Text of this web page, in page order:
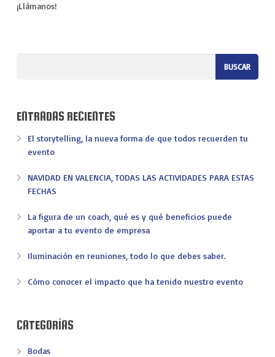
¡Llámanos!
ENTRADAS RECIENTES
El storytelling, la nueva forma de que todos recuerden tu
evento
NAVIDAD EN VALENCIA, TODAS LAS ACTIVIDADES PARA ESTAS
FECHAS
La figura de un coach, qué es y qué beneficios puede
aportar a tu evento de empresa
Iluminación en reuniones, todo lo que debes saber.
Cómo conocer el impacto que ha tenido nuestro evento
CATEGORÍAS
Bodas